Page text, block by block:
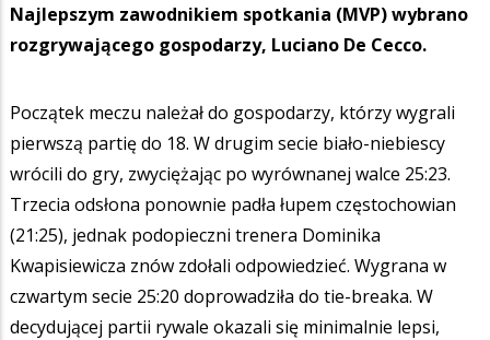
Najlepszym zawodnikiem spotkania (MVP) wybrano
rozgrywającego gospodarzy, Luciano De Cecco.
Początek meczu należał do gospodarzy, którzy wygrali
pierwszą partię do 18. W drugim secie biało-niebiescy
wrócili do gry, zwyciężając po wyrównanej walce 25:23.
Trzecia odsłona ponownie padła łupem częstochowian
(21:25), jednak podopieczni trenera Dominika
Kwapisiewicza znów zdołali odpowiedzieć. Wygrana w
czwartym secie 25:20 doprowadziła do tie-breaka. W
decydującej partii rywale okazali się minimalnie lepsi,